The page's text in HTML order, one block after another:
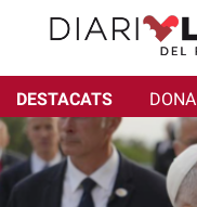
DESTACATS